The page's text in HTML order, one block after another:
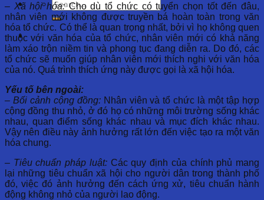
– Xã hội hóa:Cho dù tổ chức có tuyển chọn tốt đến đâu,
nhân viên mới không được truyền bá hoàn toàn trong văn
hóa tổ chức. Có thể là quan trọng nhất, bởi vì họ không quen
thuộc với văn hóa của tổ chức, nhân viên mới có khả năng
làm xáo trộn niềm tin và phong tục đang diễn ra. Do đó, các
tổ chức sẽ muốn giúp nhân viên mới thích nghi với văn hóa
của nó. Quá trình thích ứng này được gọi là xã hội hóa.
Yếu tố bên ngoài:
– Bối cảnh cộng đồng:Nhân viên và tổ chức là một tập hợp
cộng đồng thu nhỏ, ở đó họ có những môi trường sống khác
nhau, quan điểm sống khác nhau và mục đích khác nhau.
Vậy nên điều này ảnh hưởng rất lớn đến việc tạo ra một văn
hóa chung.
– Tiêu chuẩn pháp luật:Các quy định của chính phủ mang
lại những tiêu chuẩn xã hội cho người dân trong thành phố
đó, việc đó ảnh hưởng đến cách ứng xử, tiêu chuẩn hành
động không nhỏ của người lao động.